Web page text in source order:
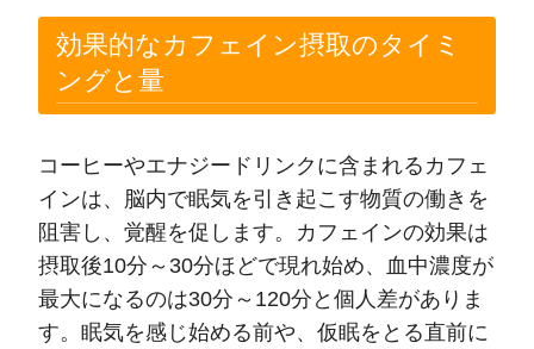
効果的なカフェイン摂取のタイミ
ングと量
コーヒーやエナジードリンクに含まれるカフェ
インは、脳内で眠気を引き起こす物質の働きを
阻害し、覚醒を促します。カフェインの効果は
摂取後10分～30分ほどで現れ始め、血中濃度が
最大になるのは30分～120分と個人差がありま
す。眠気を感じ始める前や、仮眠をとる直前に